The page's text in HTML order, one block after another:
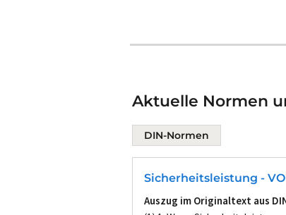
Aktuelle Normen
DIN-Normen
Sicherheitsleistung -
Auszug im Originaltext aus